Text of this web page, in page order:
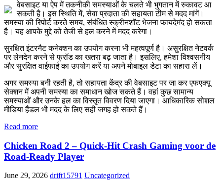
वेबसाइट या ऐप में तकनीकी समस्याओं के चलते भी भुगतान में रुकावट आ
सकती है। इस स्थिति में, सेवा प्रदाता की सहायता टीम से मदद मांगें।
समस्या की रिपोर्ट करते समय, संबंधित स्क्रीनशॉट भेजना फायदेमंद हो सकता
है। यह आपके मुद्दे को तेजी से हल करने में मदद करेगा।
सुरक्षित इंटरनैट कनेक्शन का उपयोग करना भी महत्वपूर्ण है। असुरक्षित नेटवर्क
पर लेनदेन करने से फ्रॉड का खतरा बढ़ जाता है। इसलिए, हमेशा विश्वसनीय
और सुरक्षित वाईफाई का उपयोग करें या अपने मोबाइल डेटा का सहारा लें।
अगर समस्या बनी रहती है, तो सहायता केंद्र की वेबसाइट पर जा कर एफएक्यू
सेक्शन में अपनी समस्या का समाधान खोज सकते हैं। वहां कुछ सामान्य
समस्याओं और उनके हल का विस्तृत विवरण दिया जाएगा। आधिकारिक सोशल
मीडिया हैंडल भी मदद के लिए सही जगह हो सकते हैं।
Read more
Chicken Road 2 – Quick‑Hit Crash Gaming voor de
Road‑Ready Player
June 29, 2026 drift15791 Uncategorized